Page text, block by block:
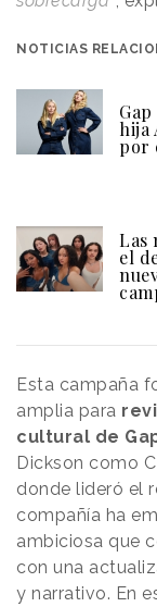
NOTICIAS
hija
por
Las
el
Esta campaña
amplia para
cultural de
Dickson como
donde lideró el
compañía ha
ambiciosa que
con una
y narrativo. En